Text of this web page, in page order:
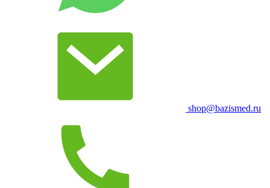
shop@bazismed.ru